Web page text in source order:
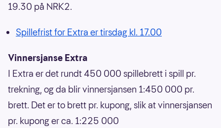
19.30 på NRK2.
Spillefrist for Extra er tirsdag kl. 17.00
Vinnersjanse Extra
I Extra er det rundt 450 000 spillebrett i spill pr.
trekning, og da blir vinnersjansen 1:450 000 pr.
brett. Det er to brett pr. kupong, slik at vinnersjansen
pr. kupong er ca. 1:225 000